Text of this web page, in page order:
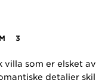
3
villa som er elsket
detaljer